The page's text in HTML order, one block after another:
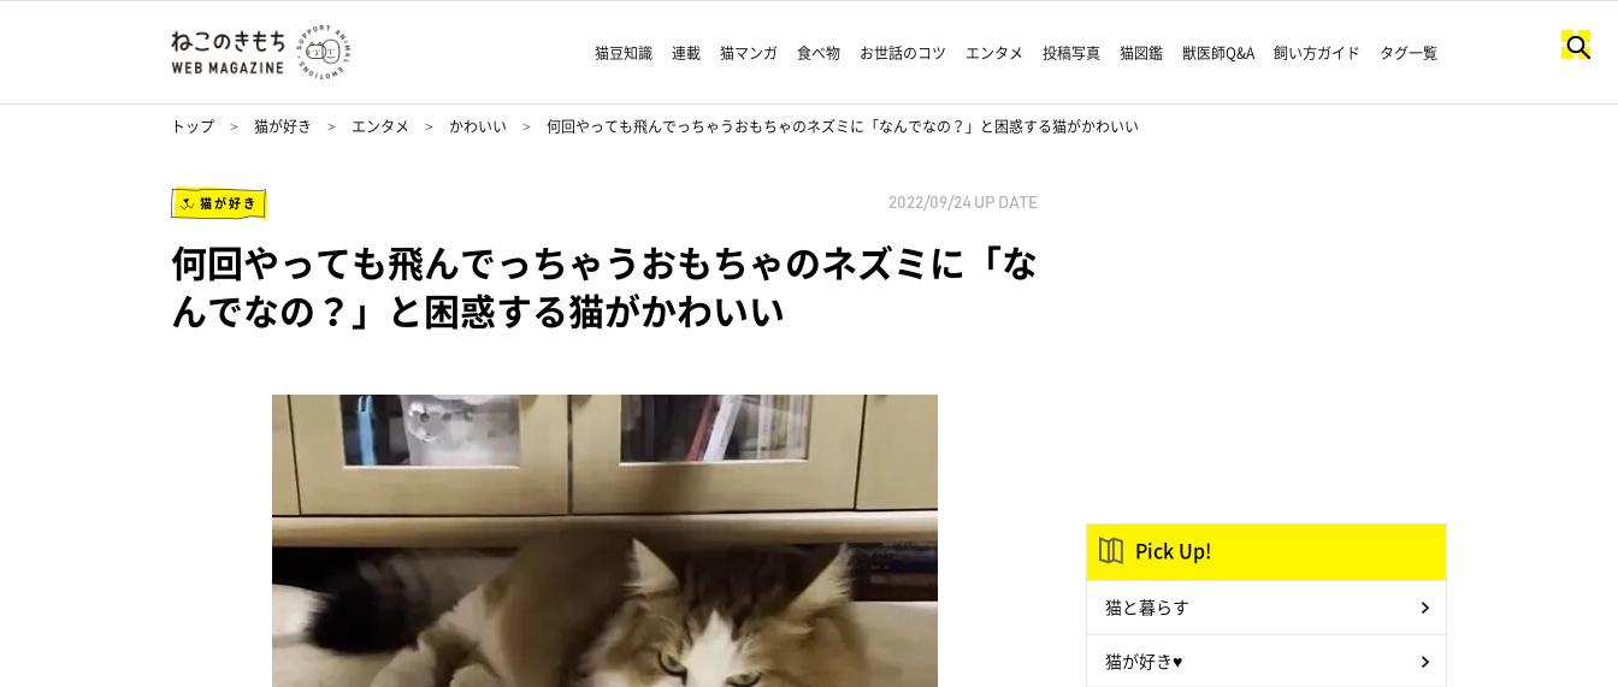
猫豆知識 連載 猫マンガ 食べ物 お世話のコツ エンタメ 投稿写真 猫図鑑 獣医師Q&A 飼い方ガイド タグ一覧
トップ 猫が好き エンタメ かわいい 何回やっても飛んでっちゃうおもちゃのネズミに「なんでなの？」と困惑する猫がかわいい
猫が好き 2022/09/24 UP DATE
何回やっても飛んでっちゃうおもちゃのネズミに「な
んでなの？」と困惑する猫がかわいい
Pick Up!
猫と暮らす
猫が好き♥